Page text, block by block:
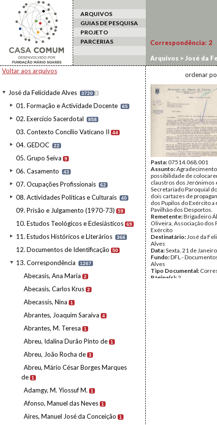
ARQUIVOS
GUIAS DE PESQUISA
PROJETO
PARCERIAS
Voltar aos arquivos
José da Felicidade Alves 3720 I
01. Formação e Actividade Docente 65
02. Exercício Sacerdotal 858
03. Contexto Concílio Vaticano II 44
04. GEDOC 22
05. Grupo Seiva 9
06. Casamento 43
07. Ocupações Profissionais 62
08. Actividades Políticas e Culturais 40
09. Prisão e Julgamento (1970-73) 59
10. Estudos Teológicos e Eclesiásticos 69
11. Estudos Históricos e Literários 366
12. Documentos de Identificação 50
13. Correspondência 1267
Abecasis, Ana Maria 2
Abecasis, Carlos Krus 2
Abecassis, Nina 1
Abrantes, Joaquim Saraiva 4
Abrantes, M. Teresa 1
Abreu, Idalina Durão Pinto de 1
Abreu, João Rocha de 3
Abreu, Mário César Borges Marques
de 1
Adamgy, M. Yiossuf M. 1
Afonso, Manuel das Neves 1
Aires, Manuel José da Conceição 1
Correspondência: 2
Arquivos > José da
ordenar
Pasta:07514.068.001
Assunto:
possibilidade de
claustros dos Jerónimos
Secretariado Paroquial
dois cartazes de
dos Pupilos do Exército a
Pavilhão dos Desportos.
Remetente:Brigadeiro
Oliveira, Associação dos
Exército
Destinatário:José da
Alves
Data:Sexta, 21 de
Fundo:DFL -
Alves
Tipo Documental:
Página(s):2